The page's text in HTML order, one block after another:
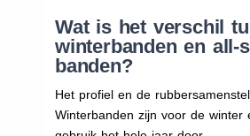
Wat is het verschil
winterbanden en all-
banden?
Het profiel en de
Winterbanden zijn voor de winter